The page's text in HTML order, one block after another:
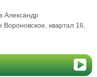
Александр
Вороновское, квартал 16,